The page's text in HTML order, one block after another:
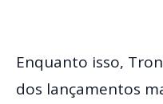
Enquanto isso,
dos lançamentos